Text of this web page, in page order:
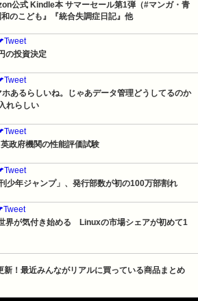
公式 Kindle本 サマーセール第1弾（#マンガ・青
のこども』『統合失調症日記』他
の投資決定
あるらしいね。じゃあデータ管理どうしてるのか
れらしい
政府機関の性能評価試験
少年ジャンプ」、発行部数が初の100万部割れ
界が気付き始める　Linuxの市場シェアが初めて1
新！最近みんながリアルに買っている商品まとめ